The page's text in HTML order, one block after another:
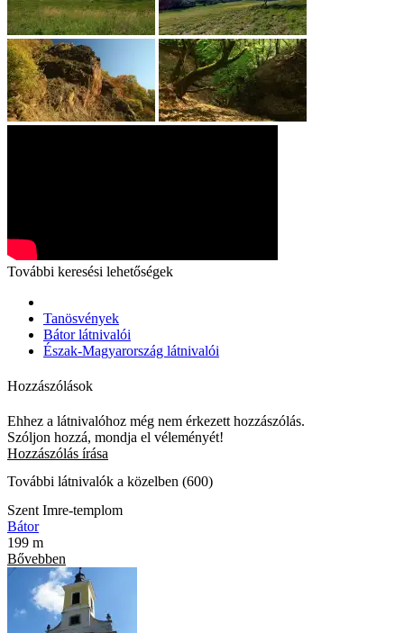
További keresési lehetőségek
Tanösvények
Bátor látnivalói
Észak-Magyarország látnivalói
Hozzászólások
Ehhez a látnivalóhoz még nem érkezett hozzászólás.
Szóljon hozzá, mondja el véleményét!
Hozzászólás írása
További látnivalók a közelben (600)
Szent Imre-templom
Bátor
199 m
Bővebben